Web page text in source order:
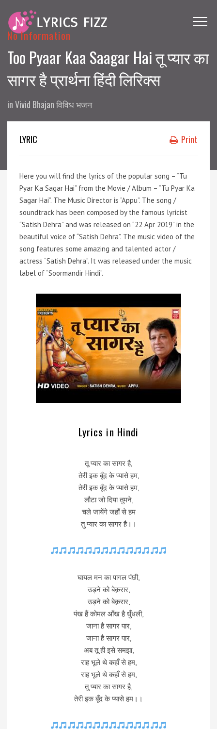
No Information
Too Pyaar Kaa Saagar Hai तू प्यार का
सागर है प्रार्थना हिंदी लिरिक्स
inVivid Bhajan विविध भजन
LYRIC Print
Here you will find the lyrics of the popular song – “Tu
Pyar Ka Sagar Hai” from the Movie / Album – “Tu Pyar Ka
Sagar Hai”. The Music Director is “Appu”. The song /
soundtrack has been composed by the famous lyricist
“Satish Dehra” and was released on “22 Apr 2019” in the
beautiful voice of “Satish Dehra”. The music video of the
song features some amazing and talented actor /
actress “Satish Dehra”. It was released under the music
label of “Soormandir Hindi”.
Lyrics in Hindi
तू प्यार का सागर है,
तेरी इक बूँद के प्यासे हम,
तेरी इक बूँद के प्यासे हम,
लौटा जो दिया तुमने,
चले जायेंगे जहाँ से हम
तु प्यार का सागर है।।
घायल मन का पागल पंछी,
उड़ने को बेक़रार,
उड़ने को बेक़रार,
पंख हैं कोमल आँख है धुँधली,
जाना है सागर पार,
जाना है सागर पार,
अब तू ही इसे समझा,
राह भूले थे कहाँ से हम,
राह भूले थे कहाँ से हम,
तु प्यार का सागर है,
तेरी इक बूँद के प्यासे हम।।